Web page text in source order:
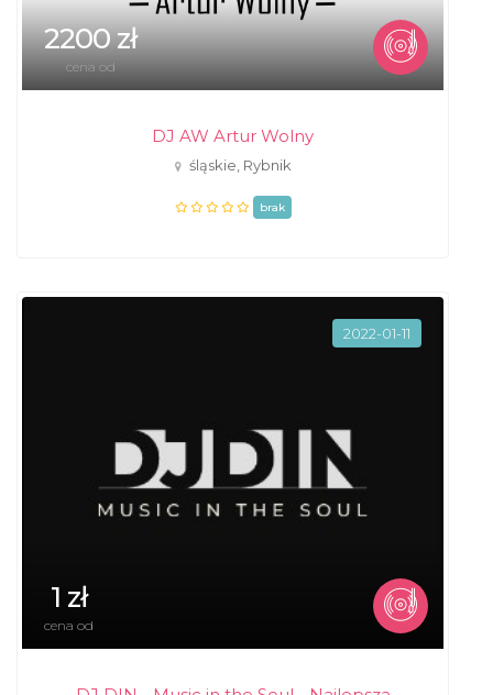
2200 zł
cena od
DJ AW Artur Wolny
śląskie, Rybnik
brak
2022-01-11
1 zł
cena od